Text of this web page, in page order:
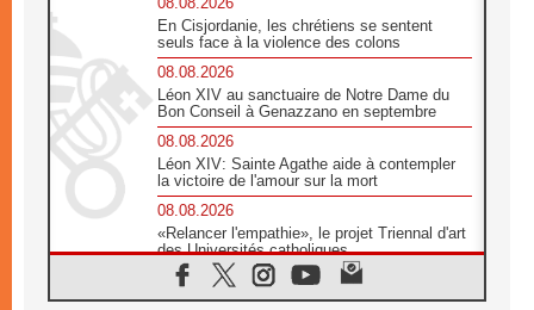
En Cisjordanie, les chrétiens se sentent
seuls face à la violence des colons
08.08.2026
Léon XIV au sanctuaire de Notre Dame du
Bon Conseil à Genazzano en septembre
08.08.2026
Léon XIV: Sainte Agathe aide à contempler
la victoire de l'amour sur la mort
08.08.2026
«Relancer l'empathie», le projet Triennal d'art
des Universités catholiques
08.08.2026
Signis 2026, donner la parole aux religieuses